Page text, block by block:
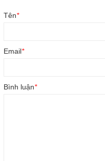
Tên*
Email*
Bình luận*